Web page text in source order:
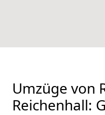
Umzüge von
Reichenhall: